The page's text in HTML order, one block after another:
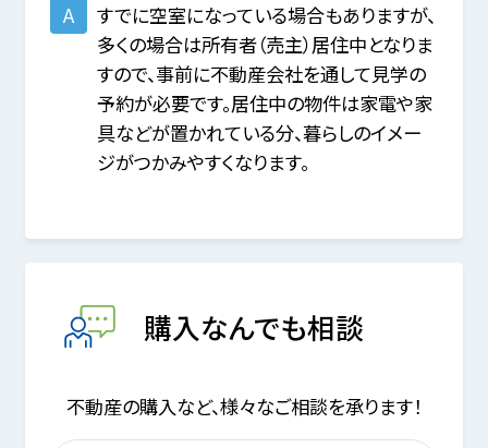
すでに空室になっている場合もありますが、
多くの場合は所有者（売主）居住中となりま
すので、事前に不動産会社を通して見学の
予約が必要です。居住中の物件は家電や家
具などが置かれている分、暮らしのイメー
ジがつかみやすくなります。
購入なんでも相談
不動産の購入など、様々なご相談を承ります！